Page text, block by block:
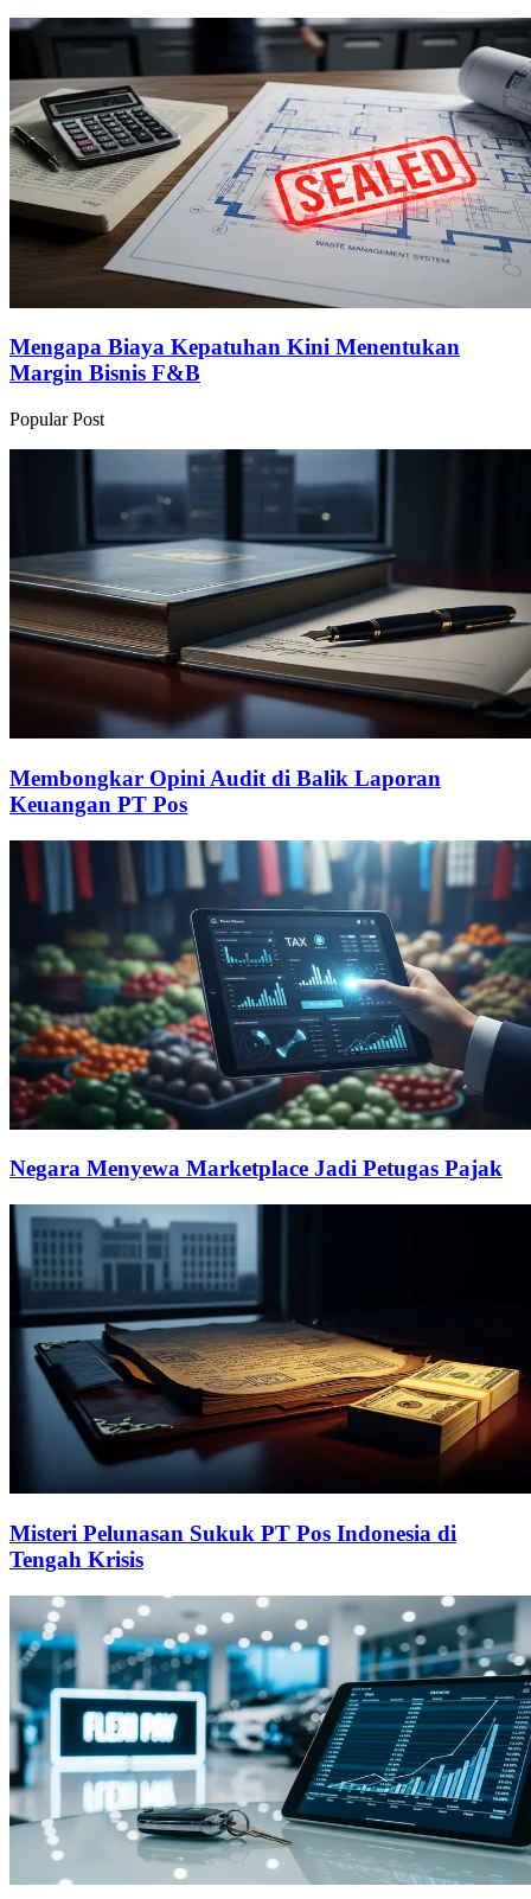
Mengapa Biaya Kepatuhan Kini Menentukan
Margin Bisnis F&B
Popular Post
Membongkar Opini Audit di Balik Laporan
Keuangan PT Pos
Negara Menyewa Marketplace Jadi Petugas Pajak
Misteri Pelunasan Sukuk PT Pos Indonesia di
Tengah Krisis